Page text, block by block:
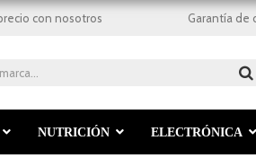
con nosotros Garantía de
NUTRICIÓN ELECTRÓNICA